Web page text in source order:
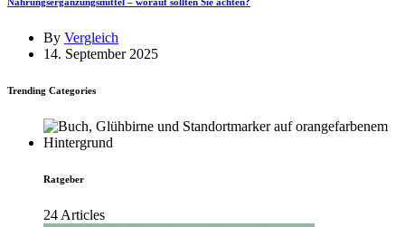
Nahrungsergänzungsmittel – worauf sollten Sie achten?
By Vergleich
14. September 2025
Trending Categories
Ratgeber
24 Articles